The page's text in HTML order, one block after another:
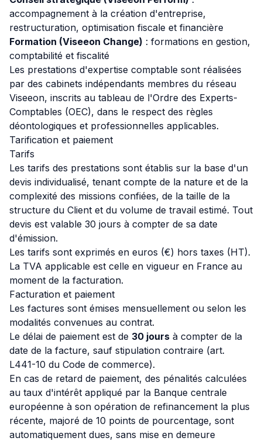
accompagnement à la création d'entreprise,
restructuration, optimisation fiscale et financière
Formation (Viseeon Change) : formations en gestion,
comptabilité et fiscalité
Les prestations d'expertise comptable sont réalisées
par des cabinets indépendants membres du réseau
Viseeon, inscrits au tableau de l'Ordre des Experts-
Comptables (OEC), dans le respect des règles
déontologiques et professionnelles applicables.
Tarification et paiement
Tarifs
Les tarifs des prestations sont établis sur la base d'un
devis individualisé, tenant compte de la nature et de la
complexité des missions confiées, de la taille de la
structure du Client et du volume de travail estimé. Tout
devis est valable 30 jours à compter de sa date
d'émission.
Les tarifs sont exprimés en euros (€) hors taxes (HT).
La TVA applicable est celle en vigueur en France au
moment de la facturation.
Facturation et paiement
Les factures sont émises mensuellement ou selon les
modalités convenues au contrat.
Le délai de paiement est de 30 jours à compter de la
date de la facture, sauf stipulation contraire (art.
L441-10 du Code de commerce).
En cas de retard de paiement, des pénalités calculées
au taux d'intérêt appliqué par la Banque centrale
européenne à son opération de refinancement la plus
récente, majoré de 10 points de pourcentage, sont
automatiquement dues, sans mise en demeure